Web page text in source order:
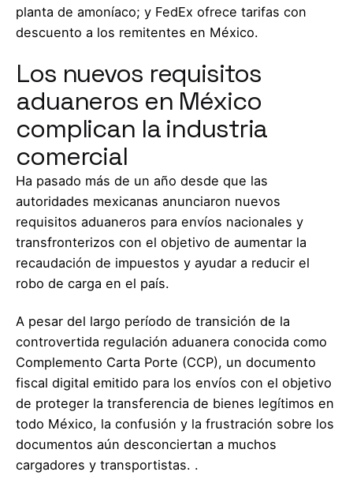
planta de amoníaco; y FedEx ofrece tarifas con
descuento a los remitentes en México.
Los nuevos requisitos
aduaneros en México
complican la industria
comercial
Ha pasado más de un año desde que las
autoridades mexicanas anunciaron nuevos
requisitos aduaneros para envíos nacionales y
transfronterizos con el objetivo de aumentar la
recaudación de impuestos y ayudar a reducir el
robo de carga en el país.
A pesar del largo período de transición de la
controvertida regulación aduanera conocida como
Complemento Carta Porte (CCP), un documento
fiscal digital emitido para los envíos con el objetivo
de proteger la transferencia de bienes legítimos en
todo México, la confusión y la frustración sobre los
documentos aún desconciertan a muchos
cargadores y transportistas. .